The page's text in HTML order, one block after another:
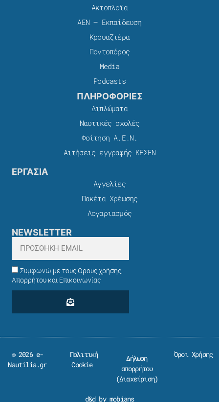
Ακτοπλοϊα
ΑΕΝ – Εκπαίδευση
Κρουαζιέρα
Ποντοπόρος
Media
Podcasts
ΠΛΗΡΟΦΟΡΙΕΣ
Διπλώματα
Ναυτικές σχολές
Φοίτηση Α.Ε.Ν.
Αιτήσεις εγγραφής ΚΕΣΕΝ
ΕΡΓΑΣΙΑ
Αγγελίες
Πακέτα Χρέωσης​
Λογαριασμός
NEWSLETTER
Συμφωνώ με τους Όρους χρήσης,
Απορρήτου και Επικοινωνίας
© 2026 e-
Nautilia.gr
Πολιτική
Cookie
Δήλωση
απορρήτου
(Διαχείριση)
Όροι Χρήσης
d&d by mobians